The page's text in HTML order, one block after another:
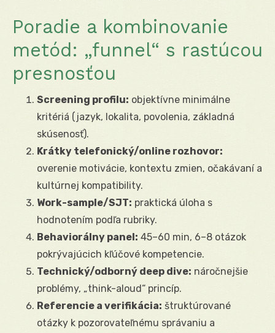
Poradie a kombinovanie
metód: „funnel“ s rastúcou
presnosťou
Screening profilu: objektívne minimálne
kritériá (jazyk, lokalita, povolenia, základná
skúsenosť).
Krátky telefonický/online rozhovor:
overenie motivácie, kontextu zmien, očakávaní a
kultúrnej kompatibility.
Work-sample/SJT: praktická úloha s
hodnotením podľa rubriky.
Behaviorálny panel: 45–60 min, 6–8 otázok
pokrývajúcich kľúčové kompetencie.
Technický/odborný deep dive: náročnejšie
problémy, „think-aloud“ princíp.
Referencie a verifikácia: štruktúrované
otázky k pozorovateľnému správaniu a